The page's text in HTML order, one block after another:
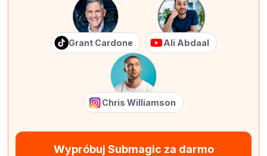
Grant Cardone Ali Abdaal
Chris Williamson
Wypróbuj Submagic za darmo